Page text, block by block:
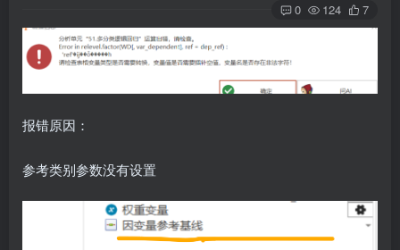
0 124 7
报错原因：
参考类别参数没有设置